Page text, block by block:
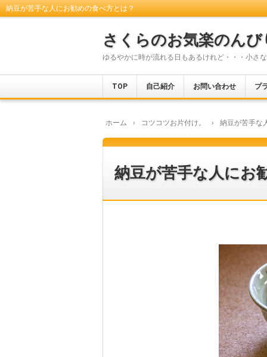
納豆が苦手な人にお勧めの食べ方とは？
さくらのお気楽のんび
ゆるやかに時が流れる日もあるけれど・・・小さ
TOP 自己紹介 お問い合わせ プ
ホーム › コツコツお片付け。 › 納豆が苦手な
納豆が苦手な人にお